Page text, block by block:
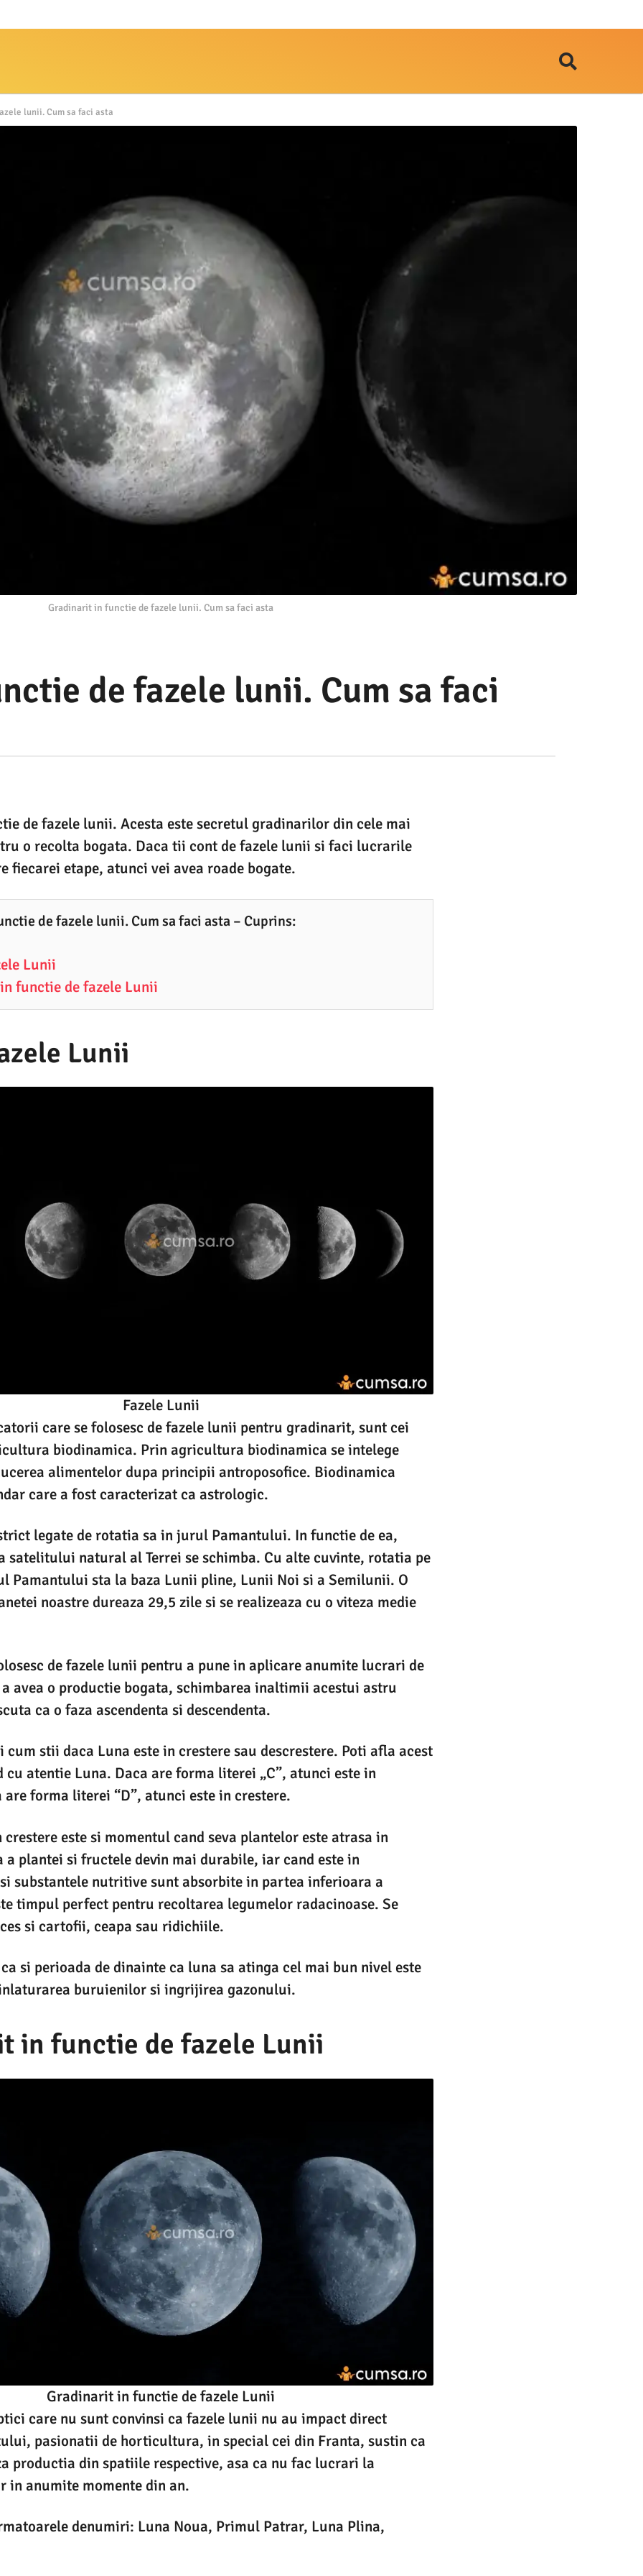
lunii. Cum sa faci asta
Gradinarit in functie de fazele lunii. Cum sa faci asta
de fazele lunii. Cum sa faci
de fazele lunii. Acesta este secretul gradinarilor din cele mai
o recolta bogata. Daca tii cont de fazele lunii si faci lucrarile
fiecarei etape, atunci vei avea roade bogate.
de fazele lunii. Cum sa faci asta – Cuprins:
Lunii
functie de fazele Lunii
Lunii
Fazele Lunii
care se folosesc de fazele lunii pentru gradinarit, sunt cei
biodinamica. Prin agricultura biodinamica se intelege
alimentelor dupa principii antroposofice. Biodinamica
care a fost caracterizat ca astrologic.
legate de rotatia sa in jurul Pamantului. In functie de ea,
satelitului natural al Terrei se schimba. Cu alte cuvinte, rotatia pe
Pamantului sta la baza Lunii pline, Lunii Noi si a Semilunii. O
noastre dureaza 29,5 zile si se realizeaza cu o viteza medie
de fazele lunii pentru a pune in aplicare anumite lucrari de
avea o productie bogata, schimbarea inaltimii acestui astru
ca o faza ascendenta si descendenta.
stii daca Luna este in crestere sau descrestere. Poti afla acest
atentie Luna. Daca are forma literei „C”, atunci este in
are forma literei “D”, atunci este in crestere.
crestere este si momentul cand seva plantelor este atrasa in
a plantei si fructele devin mai durabile, iar cand este in
substantele nutritive sunt absorbite in partea inferioara a
timpul perfect pentru recoltarea legumelor radacinoase. Se
si cartofii, ceapa sau ridichiile.
si perioada de dinainte ca luna sa atinga cel mai bun nivel este
buruienilor si ingrijirea gazonului.
in functie de fazele Lunii
Gradinarit in functie de fazele Lunii
care nu sunt convinsi ca fazele lunii nu au impact direct
pasionatii de horticultura, in special cei din Franta, sustin ca
productia din spatiile respective, asa ca nu fac lucrari la
in anumite momente din an.
denumiri: Luna Noua, Primul Patrar, Luna Plina,